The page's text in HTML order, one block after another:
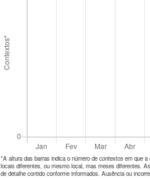
*A altura das barras indica o número de contextos em que a
locais diferentes, ou mesmo local, mas meses diferentes.
de detalhe contido conforme informados. Ausência ou